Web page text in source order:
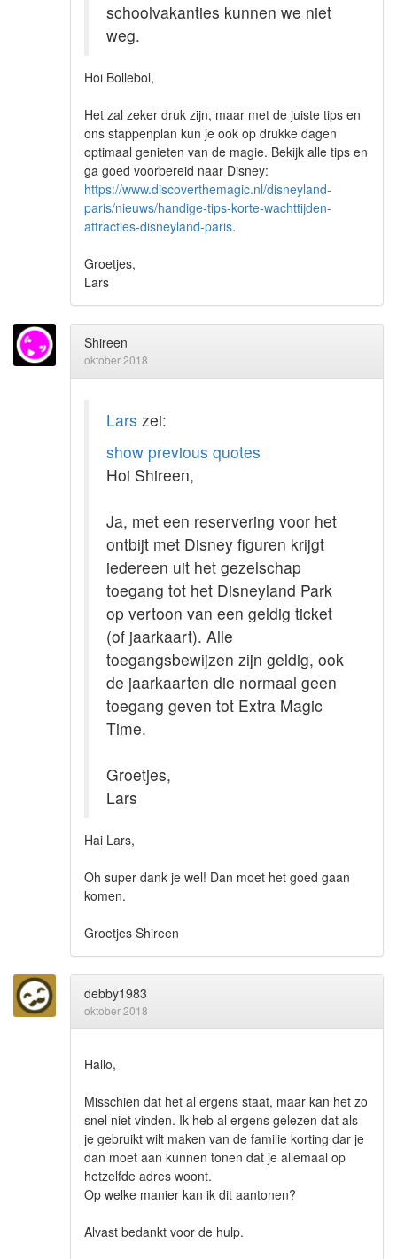
schoolvakanties kunnen we niet
weg.
Hoi Bollebol,
Het zal zeker druk zijn, maar met de juiste tips en
ons stappenplan kun je ook op drukke dagen
optimaal genieten van de magie. Bekijk alle tips en
ga goed voorbereid naar Disney:
https://www.discoverthemagic.nl/disneyland-
paris/nieuws/handige-tips-korte-wachttijden-
attracties-disneyland-paris.
Groetjes,
Lars
Shireen
oktober 2018
Lars zei:
show previous quotes
Hoi Shireen,
Ja, met een reservering voor het
ontbijt met Disney figuren krijgt
iedereen uit het gezelschap
toegang tot het Disneyland Park
op vertoon van een geldig ticket
(of jaarkaart). Alle
toegangsbewijzen zijn geldig, ook
de jaarkaarten die normaal geen
toegang geven tot Extra Magic
Time.
Groetjes,
Lars
Hai Lars,
Oh super dank je wel! Dan moet het goed gaan
komen.
Groetjes Shireen
debby1983
oktober 2018
Hallo,
Misschien dat het al ergens staat, maar kan het zo
snel niet vinden. Ik heb al ergens gelezen dat als
je gebruikt wilt maken van de familie korting dar je
dan moet aan kunnen tonen dat je allemaal op
hetzelfde adres woont.
Op welke manier kan ik dit aantonen?
Alvast bedankt voor de hulp.